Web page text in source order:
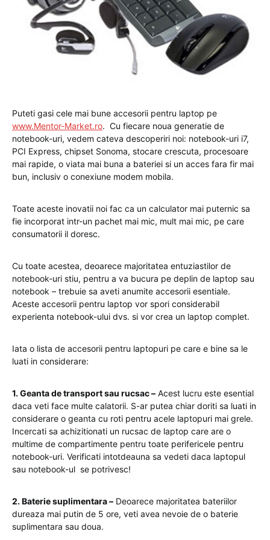
Puteti gasi cele mai bune accesorii pentru laptop pe
www.Mentor-Market.ro. Cu fiecare noua generatie de
notebook-uri, vedem cateva descoperiri noi: notebook-uri i7,
PCI Express, chipset Sonoma, stocare crescuta, procesoare
mai rapide, o viata mai buna a bateriei si un acces fara fir mai
bun, inclusiv o conexiune modem mobila.
Toate aceste inovatii noi fac ca un calculator mai puternic sa
fie incorporat intr-un pachet mai mic, mult mai mic, pe care
consumatorii il doresc.
Cu toate acestea, deoarece majoritatea entuziastilor de
notebook-uri stiu, pentru a va bucura pe deplin de laptop sau
notebook – trebuie sa aveti anumite accesorii esentiale.
Aceste accesorii pentru laptop vor spori considerabil
experienta notebook-ului dvs. si vor crea un laptop complet.
Iata o lista de accesorii pentru laptopuri pe care e bine sa le
luati in considerare:
1. Geanta de transport sau rucsac – Acest lucru este esential
daca veti face multe calatorii. S-ar putea chiar doriti sa luati in
considerare o geanta cu roti pentru acele laptopuri mai grele.
Incercati sa achizitionati un rucsac de laptop care are o
multime de compartimente pentru toate perifericele pentru
notebook-uri. Verificati intotdeauna sa vedeti daca laptopul
sau notebook-ul se potrivesc!
2. Baterie suplimentara – Deoarece majoritatea bateriilor
dureaza mai putin de 5 ore, veti avea nevoie de o baterie
suplimentara sau doua.